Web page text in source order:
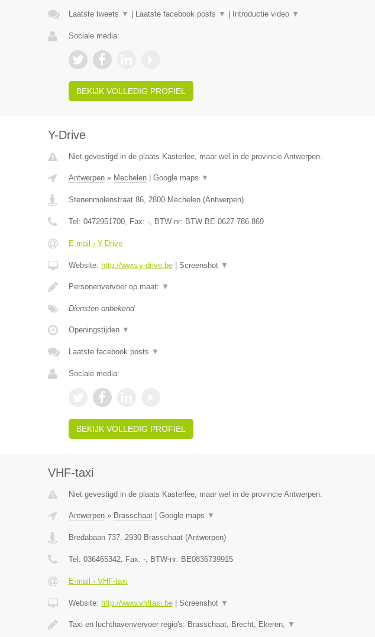
Laatste tweets ▼ Laatste facebook posts ▼ Introductie video ▼
Sociale media:
BEKIJK VOLLEDIG PROFIEL
Y-Drive
Niet gevestigd in de plaats Kasterlee, maar wel in de provincie Antwerpen.
Antwerpen» Mechelen| Google maps ▼
Stenenmolenstraat 86, 2800 Mechelen(Antwerpen)
Tel: 0472951700, Fax: -, BTW-nr: BTW BE 0627.786.869
E-mail › Y-Drive
Website: http://www.y-drive.be| Screenshot ▼
Personenvervoer op maat: ▼
Diensten onbekend
Openingstijden ▼
Laatste facebook posts ▼
Sociale media:
BEKIJK VOLLEDIG PROFIEL
VHF-taxi
Niet gevestigd in de plaats Kasterlee, maar wel in de provincie Antwerpen.
Antwerpen» Brasschaat| Google maps ▼
Bredabaan 737, 2930 Brasschaat(Antwerpen)
Tel: 036465342, Fax: -, BTW-nr: BE0836739915
E-mail › VHF-taxi
Website: http://www.vhftaxi.be| Screenshot ▼
Taxi en luchthavenvervoer regio's: Brasschaat, Brecht, Ekeren, ▼